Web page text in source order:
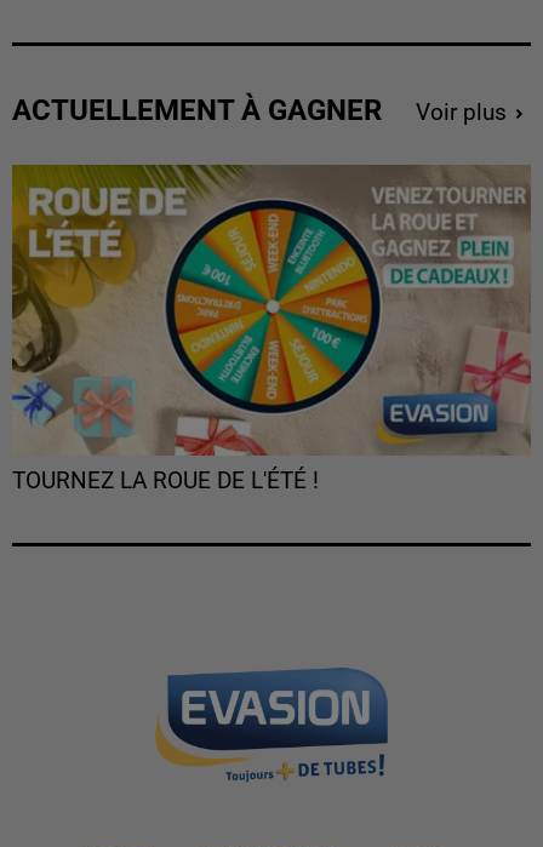
ACTUELLEMENT À GAGNER Voir plus
TOURNEZ LA ROUE DE L'ÉTÉ !